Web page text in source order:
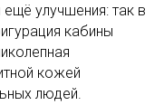
улучшения: так в
кабины
кожей
людей.